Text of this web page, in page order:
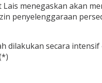
menegaskan akan
penyelenggaraan
dilakukan secara